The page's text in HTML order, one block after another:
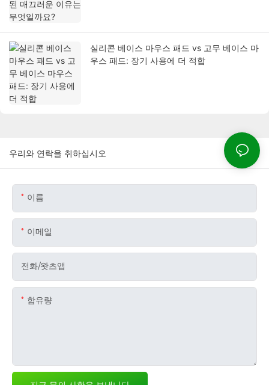
실리콘 베이스 마우스 패드 vs 고무 베이스 마
우스 패드: 장기 사용에 더 적합
우리와 연락을 취하십시오
이름
이메일
전화/왓츠앱
함유량